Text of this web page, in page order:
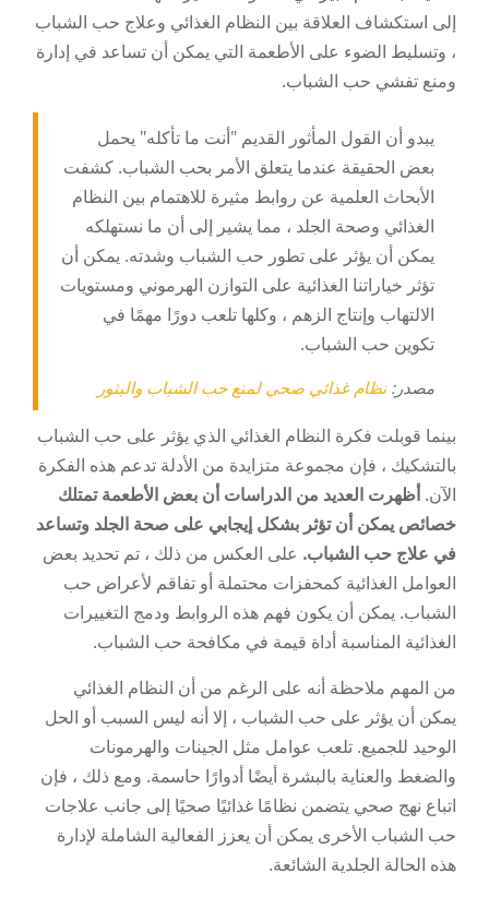
إلى استكشاف العلاقة بين النظام الغذائي وعلاج حب الشباب
، وتسليط الضوء على الأطعمة التي يمكن أن تساعد في إدارة
ومنع تفشي حب الشباب.
يبدو أن القول المأثور القديم "أنت ما تأكله" يحمل
بعض الحقيقة عندما يتعلق الأمر بحب الشباب. كشفت
الأبحاث العلمية عن روابط مثيرة للاهتمام بين النظام
الغذائي وصحة الجلد ، مما يشير إلى أن ما نستهلكه
يمكن أن يؤثر على تطور حب الشباب وشدته. يمكن أن
تؤثر خياراتنا الغذائية على التوازن الهرموني ومستويات
الالتهاب وإنتاج الزهم ، وكلها تلعب دورًا مهمًا في
تكوين حب الشباب.
مصدر:نظام غذائي صحي لمنع حب الشباب والبثور
بينما قوبلت فكرة النظام الغذائي الذي يؤثر على حب الشباب
بالتشكيك ، فإن مجموعة متزايدة من الأدلة تدعم هذه الفكرة
الآن.أظهرت العديد من الدراسات أن بعض الأطعمة تمتلك
خصائص يمكن أن تؤثر بشكل إيجابي على صحة الجلد وتساعد
في علاج حب الشباب. على العكس من ذلك ، تم تحديد بعض
العوامل الغذائية كمحفزات محتملة أو تفاقم لأعراض حب
الشباب. يمكن أن يكون فهم هذه الروابط ودمج التغييرات
الغذائية المناسبة أداة قيمة في مكافحة حب الشباب.
من المهم ملاحظة أنه على الرغم من أن النظام الغذائي
يمكن أن يؤثر على حب الشباب ، إلا أنه ليس السبب أو الحل
الوحيد للجميع. تلعب عوامل مثل الجينات والهرمونات
والضغط والعناية بالبشرة أيضًا أدوارًا حاسمة. ومع ذلك ، فإن
اتباع نهج صحي يتضمن نظامًا غذائيًا صحيًا إلى جانب علاجات
حب الشباب الأخرى يمكن أن يعزز الفعالية الشاملة لإدارة
هذه الحالة الجلدية الشائعة.